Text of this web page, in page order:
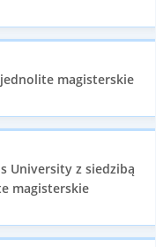
jednolite magisterskie
University z siedzibą
magisterskie